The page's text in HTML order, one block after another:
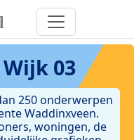
Wijk 03
250 onderwerpen
Waddinxveen.
woningen, de